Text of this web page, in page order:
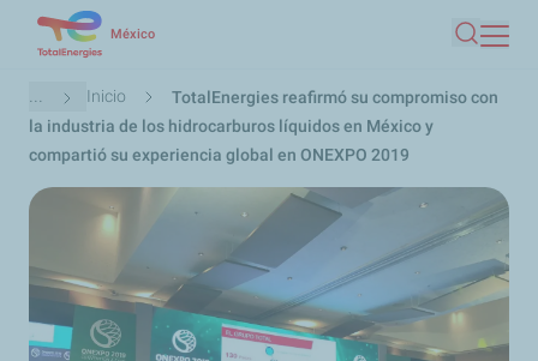
contenido
principal
México
Buscar
Ruta
de
navegación
... Inicio
TotalEnergies reafirmó su compromiso con
la industria de los hidrocarburos líquidos en México y
compartió su experiencia global en ONEXPO 2019